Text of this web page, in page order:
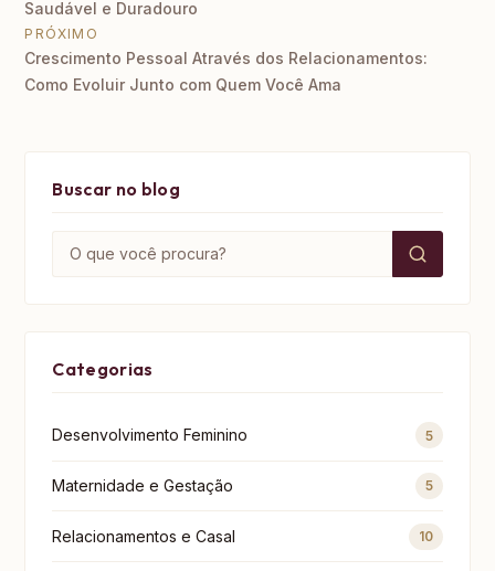
Saudável e Duradouro
PRÓXIMO
Crescimento Pessoal Através dos Relacionamentos:
Como Evoluir Junto com Quem Você Ama
Buscar no blog
Buscar por:
Categorias
Desenvolvimento Feminino 5
Maternidade e Gestação 5
Relacionamentos e Casal 10